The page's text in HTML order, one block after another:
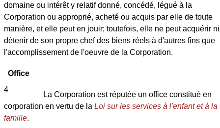
domaine ou intérêt y relatif donné, concédé, légué à la
Corporation ou approprié, acheté ou acquis par elle de toute
manière, et elle peut en jouir; toutefois, elle ne peut acquérir ni
détenir de son propre chef des biens réels à d'autres fins que
l'accomplissement de l'oeuvre de la Corporation.
Office
4
La Corporation est réputée un office constitué en
corporation en vertu de la Loi sur les services à l'enfant et à la
famille.